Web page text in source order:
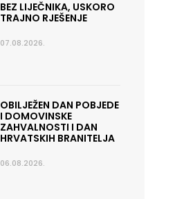
BEZ LIJEČNIKA, USKORO
TRAJNO RJEŠENJE
07.08.2026.
OBILJEŽEN DAN POBJEDE
I DOMOVINSKE
ZAHVALNOSTI I DAN
HRVATSKIH BRANITELJA
06.08.2026.